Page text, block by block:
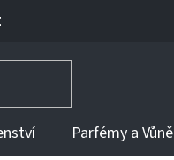
K DOBĚ DODÁNÍ ZBOŽÍ
Parfémy a Vůně